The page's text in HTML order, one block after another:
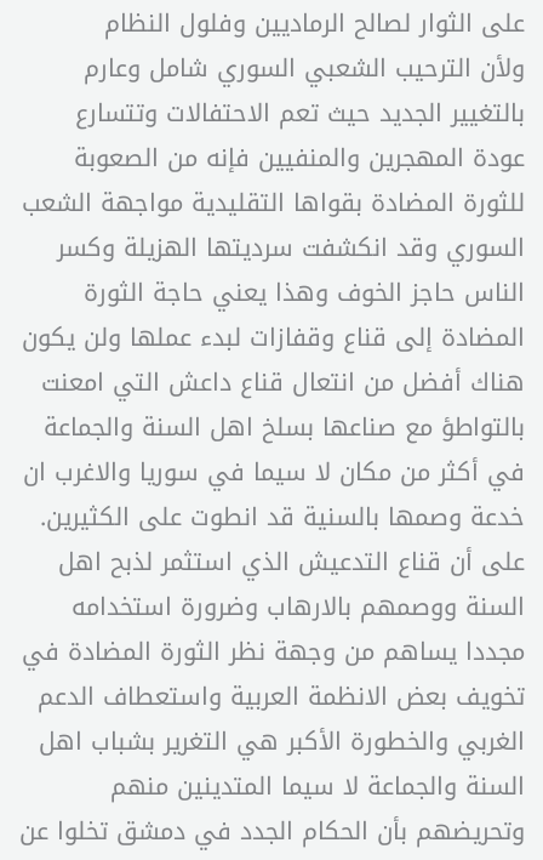
على الثوار لصالح الرماديين وفلول النظام
ولأن الترحيب الشعبي السوري شامل وعارم
بالتغيير الجديد حيث تعم الاحتفالات وتتسارع
عودة المهجرين والمنفيين فإنه من الصعوبة
للثورة المضادة بقواها التقليدية مواجهة الشعب
السوري وقد انكشفت سرديتها الهزيلة وكسر
الناس حاجز الخوف وهذا يعني حاجة الثورة
المضادة إلى قناع وقفازات لبدء عملها ولن يكون
هناك أفضل من انتعال قناع داعش التي امعنت
بالتواطؤ مع صناعها بسلخ اهل السنة والجماعة
في أكثر من مكان لا سيما في سوريا والاغرب ان
خدعة وصمها بالسنية قد انطوت على الكثيرين.
على أن قناع التدعيش الذي استثمر لذبح اهل
السنة ووصمهم بالارهاب وضرورة استخدامه
مجددا يساهم من وجهة نظر الثورة المضادة في
تخويف بعض الانظمة العربية واستعطاف الدعم
الغربي والخطورة الأكبر هي التغرير بشباب اهل
السنة والجماعة لا سيما المتدينين منهم
وتحريضهم بأن الحكام الجدد في دمشق تخلوا عن